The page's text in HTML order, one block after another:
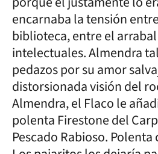
encarnaba la tensión
biblioteca, entre el
intelectuales. Almendra
pedazos por su amor
distorsionada visión del
Almendra, el Flaco le
polenta Firestone del
Pescado Rabioso.